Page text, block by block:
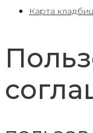
Карта